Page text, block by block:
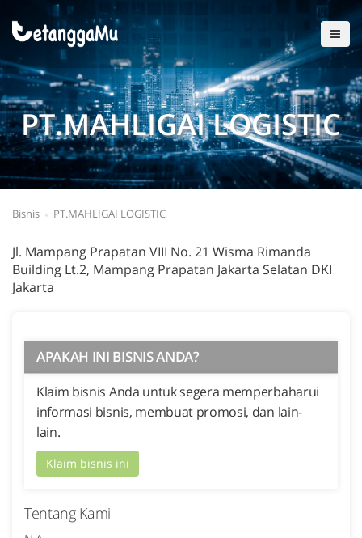
PT.MAHLIGAI LOGISTIC
Bisnis PT.MAHLIGAI LOGISTIC
Jl. Mampang Prapatan VIII No. 21 Wisma Rimanda
Building Lt.2, Mampang Prapatan Jakarta Selatan DKI
Jakarta
APAKAH INI BISNIS ANDA?
Klaim bisnis Anda untuk segera memperbaharui
informasi bisnis, membuat promosi, dan lain-
lain.
Klaim bisnis ini
Tentang Kami